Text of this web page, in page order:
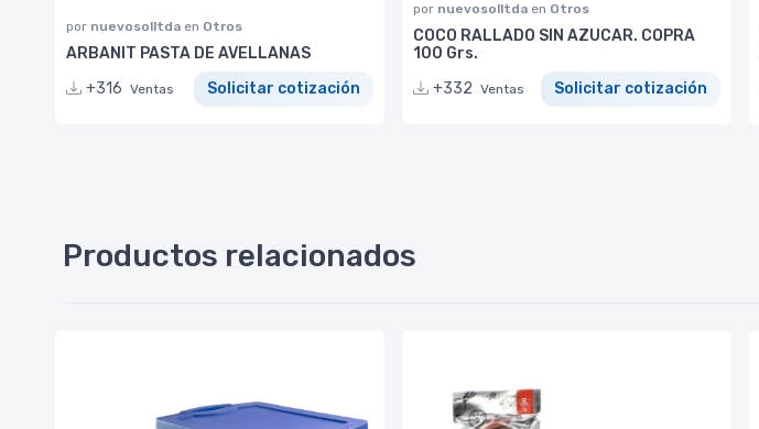
por nuevosolltda en Otros
ARBANIT PASTA DE AVELLANAS
+316 Ventas Solicitar cotización
por nuevosolltda en Otros
COCO RALLADO SIN AZUCAR. COPRA
100 Grs.
+332 Ventas Solicitar cotización
Productos relacionados